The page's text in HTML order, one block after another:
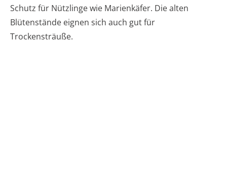
Schutz für Nützlinge wie Marienkäfer. Die alten
Blütenstände eignen sich auch gut für
Trockensträuße.